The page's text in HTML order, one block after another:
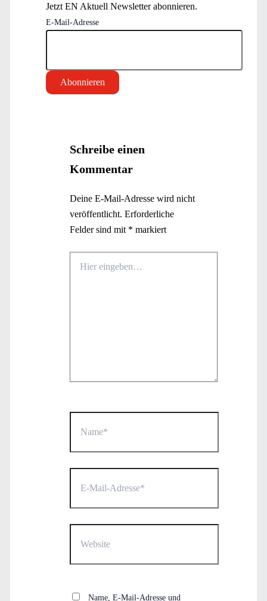
Jetzt EN Aktuell Newsletter abonnieren.
E-Mail-Adresse
Schreibe einen
Kommentar
Deine E-Mail-Adresse wird nicht
veröffentlicht. Erforderliche
Felder sind mit * markiert
eingeben…
Mail-
Name, E-Mail-Adresse und